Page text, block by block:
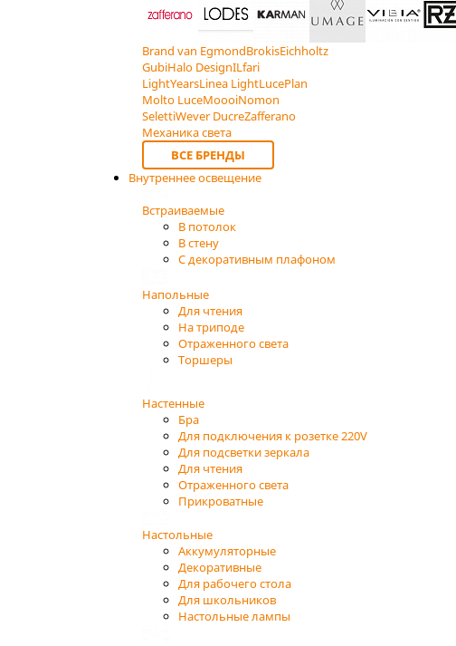
Brand van EgmondBrokisEichholtz
GubiHalo DesignILfari
LightYearsLinea LightLucePlan
Molto LuceMoooiNomon
SelettiWever DucreZafferano
Механика света
ВСЕ БРЕНДЫ
Внутреннее освещение
Встраиваемые
В потолок
В стену
С декоративным плафоном
Напольные
Для чтения
На триподе
Отраженного света
Торшеры
Настенные
Бра
Для подключения к розетке 220V
Для подсветки зеркала
Для чтения
Отраженного света
Прикроватные
Настольные
Аккумуляторные
Декоративные
Для рабочего стола
Для школьников
Настольные лампы